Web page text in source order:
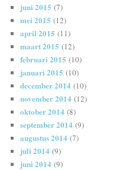
juni 2015 (7)
mei 2015 (12)
april 2015 (11)
maart 2015 (12)
februari 2015 (10)
januari 2015 (10)
december 2014 (10)
november 2014 (12)
oktober 2014 (8)
september 2014 (9)
augustus 2014 (7)
juli 2014 (9)
juni 2014 (9)